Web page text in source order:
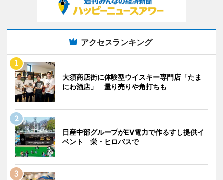
アクセスランキング
大須商店街に体験型ウイスキー専門店「たま
にわ酒店」 量り売りや角打ちも
日産中部グループがEV電力で作るすし提供イ
ベント 栄・ヒロバスで